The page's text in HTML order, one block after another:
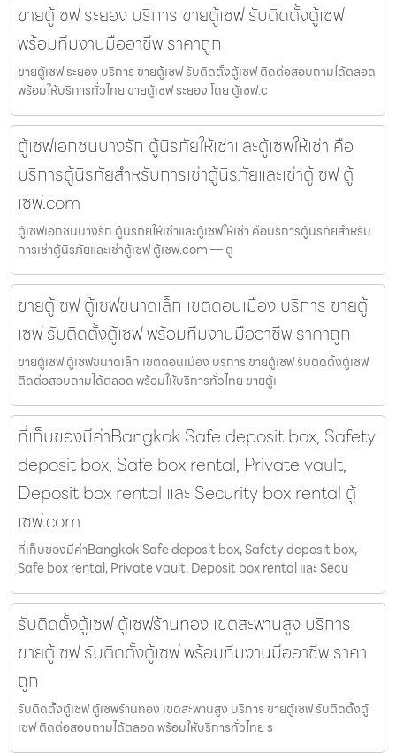
ขายตู้เซฟ ระยอง บริการ ขายตู้เซฟ รับติดตั้งตู้เซฟ
พร้อมทีมงานมืออาชีพ ราคาถูก
ขายตู้เซฟ ระยอง บริการ ขายตู้เซฟ รับติดตั้งตู้เซฟ ติดต่อสอบถามได้ตลอด
พร้อมให้บริการทั่วไทย ขายตู้เซฟ ระยอง โดย ตู้เซฟ.c
ตู้เซฟเอกชนบางรัก ตู้นิรภัยให้เช่าและตู้เซฟให้เช่า คือ
บริการตู้นิรภัยสำหรับการเช่าตู้นิรภัยและเช่าตู้เซฟ ตู้
เซฟ.com
ตู้เซฟเอกชนบางรัก ตู้นิรภัยให้เช่าและตู้เซฟให้เช่า คือบริการตู้นิรภัยสำหรับ
การเช่าตู้นิรภัยและเช่าตู้เซฟ ตู้เซฟ.com — ตู
ขายตู้เซฟ ตู้เซฟขนาดเล็ก เขตดอนเมือง บริการ ขายตู้
เซฟ รับติดตั้งตู้เซฟ พร้อมทีมงานมืออาชีพ ราคาถูก
ขายตู้เซฟ ตู้เซฟขนาดเล็ก เขตดอนเมือง บริการ ขายตู้เซฟ รับติดตั้งตู้เซฟ
ติดต่อสอบถามได้ตลอด พร้อมให้บริการทั่วไทย ขายตู้เ
ที่เก็บของมีค่าBangkok Safe deposit box, Safety
deposit box, Safe box rental, Private vault,
Deposit box rental และ Security box rental ตู้
เซฟ.com
ที่เก็บของมีค่าBangkok Safe deposit box, Safety deposit box,
Safe box rental, Private vault, Deposit box rental และ Secu
รับติดตั้งตู้เซฟ ตู้เซฟร้านทอง เขตสะพานสูง บริการ
ขายตู้เซฟ รับติดตั้งตู้เซฟ พร้อมทีมงานมืออาชีพ ราคา
ถูก
รับติดตั้งตู้เซฟ ตู้เซฟร้านทอง เขตสะพานสูง บริการ ขายตู้เซฟ รับติดตั้งตู้
เซฟ ติดต่อสอบถามได้ตลอด พร้อมให้บริการทั่วไทย ร